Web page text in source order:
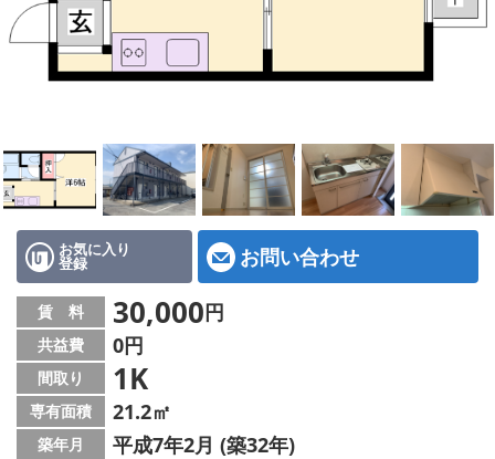
地域から探す
地図から探す
スタッフ紹介
店舗情報·アクセス
会社概要
メールでお問い合わせ
お気に入り
登録 お問い合わせ
賃 料 30,000円
共益費 0円
間取り 1K
専有面積 21.2㎡
築年月 平成7年2月 (築32年)